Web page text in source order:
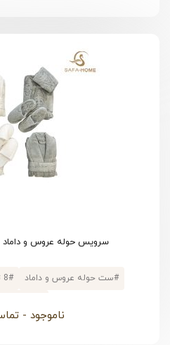
سرویس حوله عروس و
#ست حوله عروس و داماد #8 تکه
ناموجود -